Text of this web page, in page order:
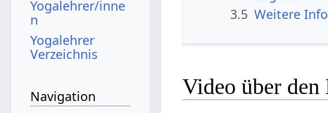
3.5 Weitere
Video über
Yogalehrer/inne
n
Yogalehrer
Verzeichnis
Navigation